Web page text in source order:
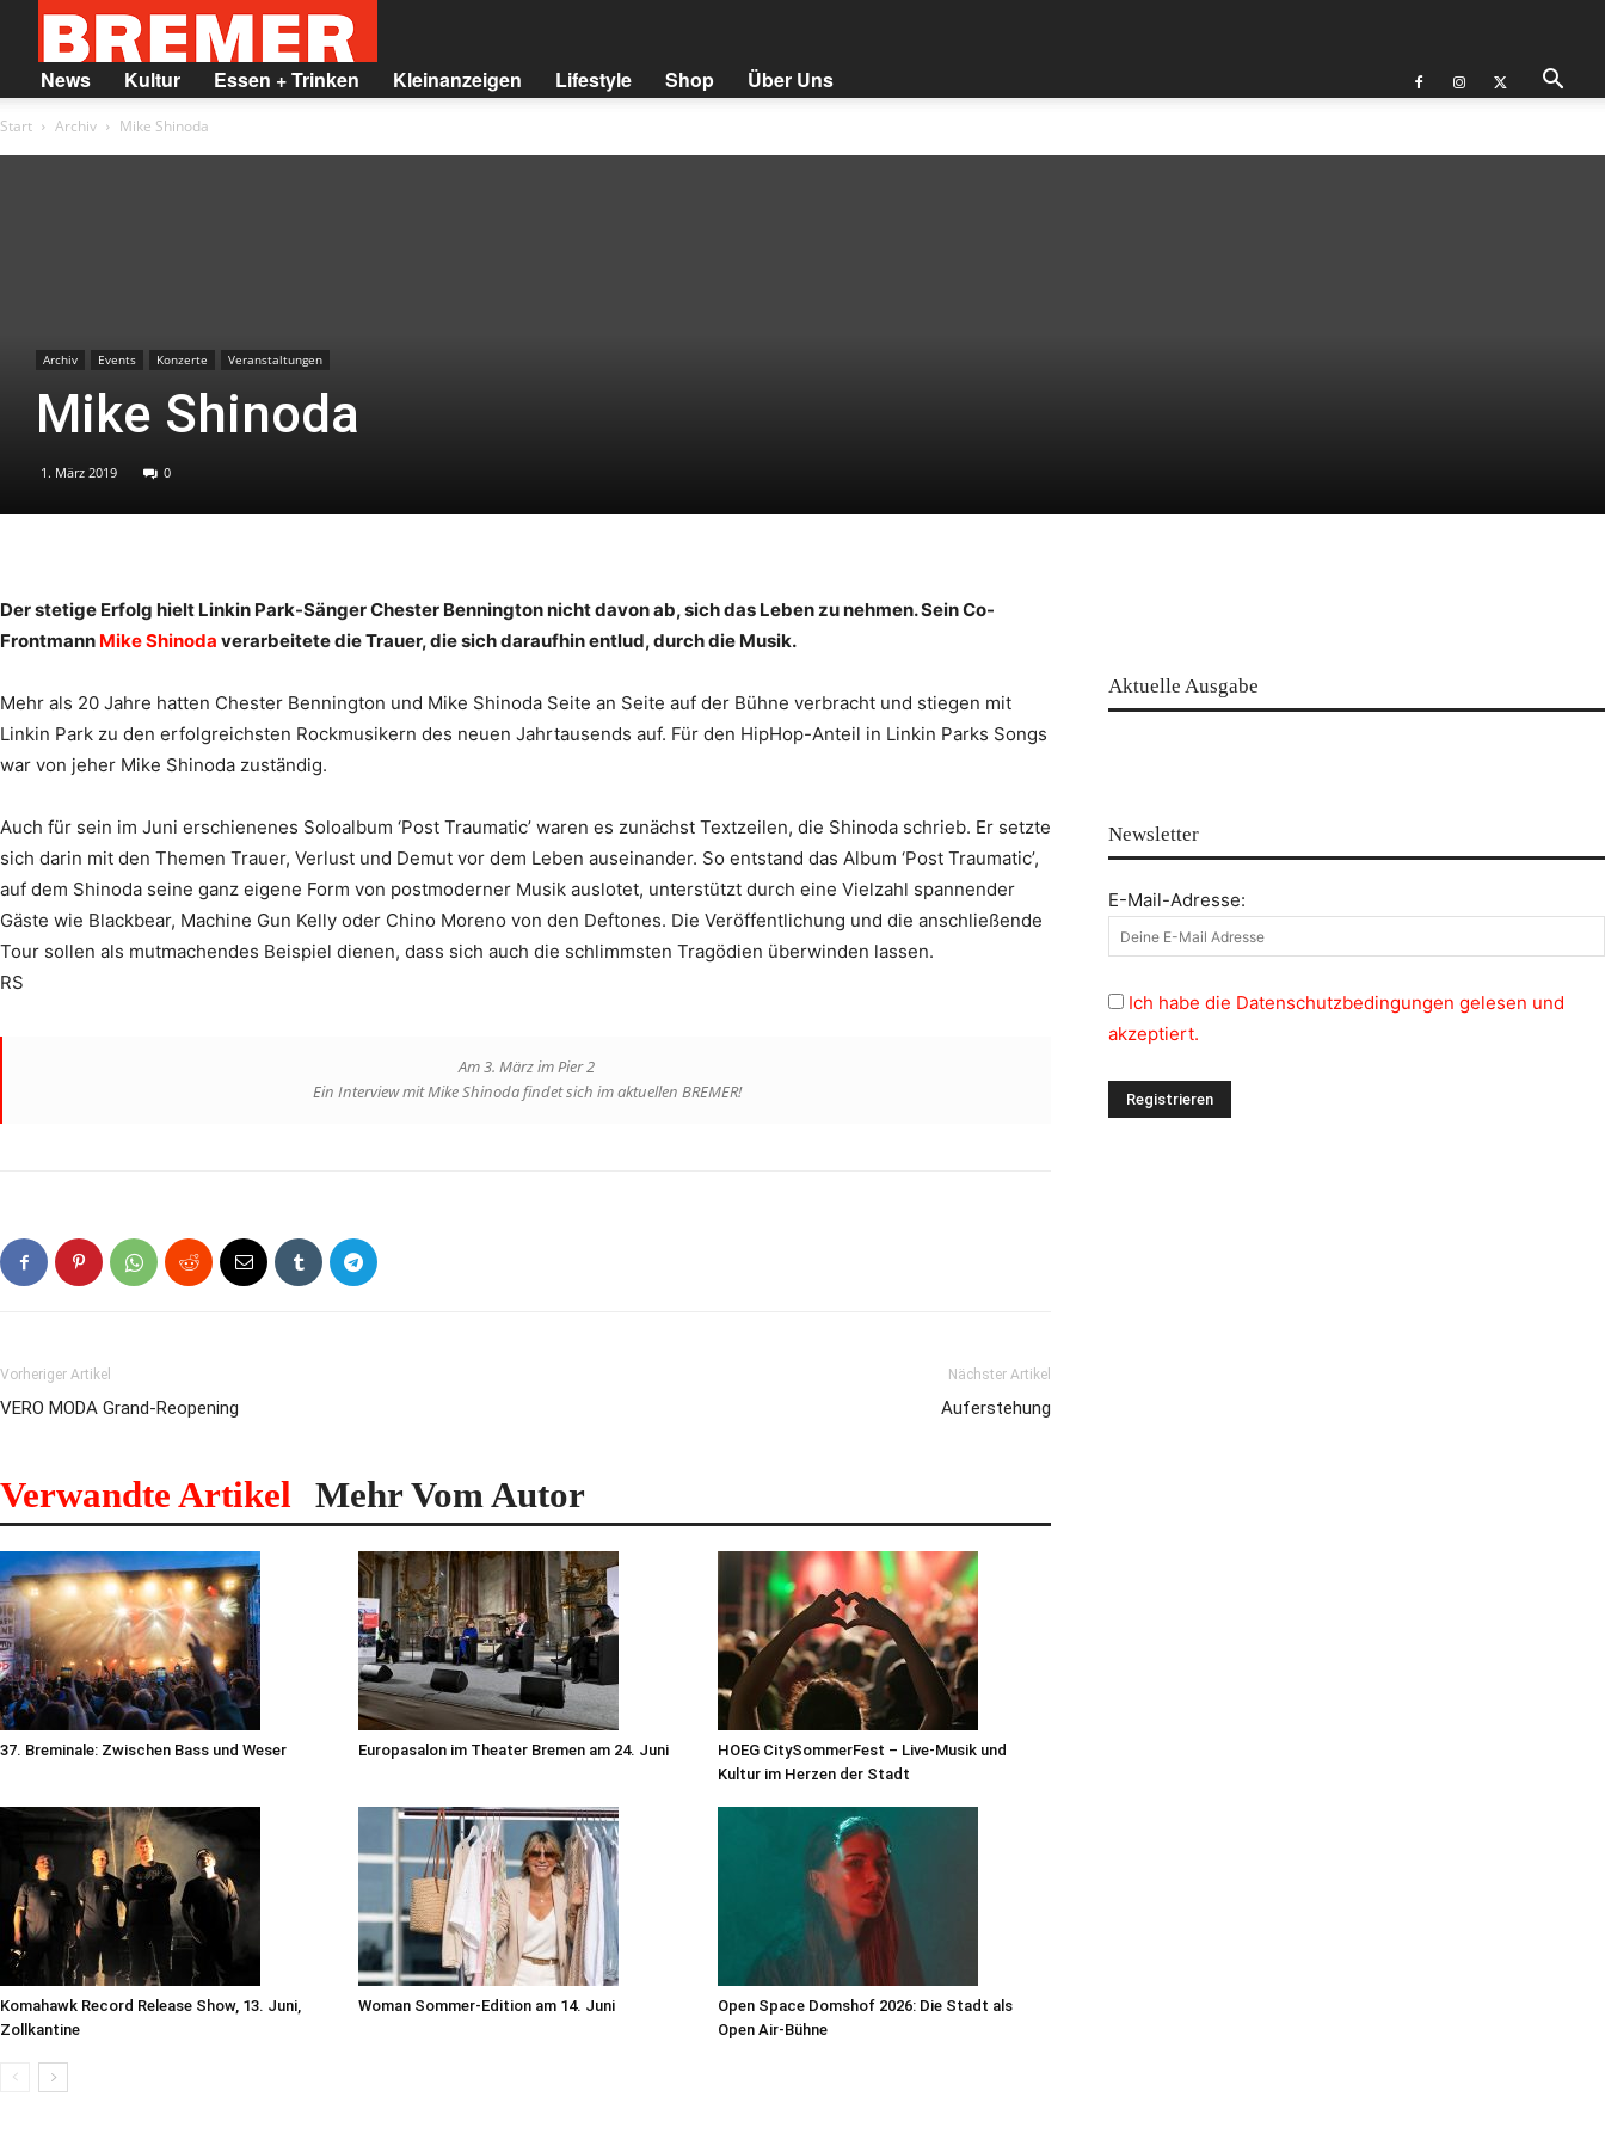
BREMER
News Kultur Essen + Trinken Kleinanzeigen Lifestyle Shop Über Uns
Start Archiv Mike Shinoda
Archiv Events Konzerte Veranstaltungen
Mike Shinoda
1. März 2019 0
Der stetige Erfolg hielt Linkin Park-Sänger Chester Bennington nicht davon ab, sich das Leben zu nehmen. Sein Co-
Frontmann Mike Shinoda verarbeitete die Trauer, die sich daraufhin entlud, durch die Musik.
Mehr als 20 Jahre hatten Chester Bennington und Mike Shinoda Seite an Seite auf der Bühne verbracht und stiegen mit
Linkin Park zu den erfolgreichsten Rockmusikern des neuen Jahrtausends auf. Für den HipHop-Anteil in Linkin Parks Songs
war von jeher Mike Shinoda zuständig.
Auch für sein im Juni erschienenes Soloalbum ‘Post Traumatic’ waren es zunächst Textzeilen, die Shinoda schrieb. Er setzte
sich darin mit den Themen Trauer, Verlust und Demut vor dem Leben auseinander. So entstand das Album ‘Post Traumatic’,
auf dem Shinoda seine ganz eigene Form von postmoderner Musik auslotet, unterstützt durch eine Vielzahl spannender
Gäste wie Blackbear, Machine Gun Kelly oder Chino Moreno von den Deftones. Die Veröffentlichung und die an­schließende
Tour sollen als mutmachendes Beispiel dienen, dass sich auch die schlimmsten Tragödien überwinden lassen.
RS
Am 3. März im Pier 2
Ein Interview mit Mike Shinoda findet sich im aktuellen BREMER!
Vorheriger Artikel
VERO MODA Grand-Reopening
Nächster Artikel
Auferstehung
Verwandte Artikel Mehr Vom Autor
37. Breminale: Zwischen Bass und Weser Europasalon im Theater Bremen am 24. Juni
HOEG CitySommerFest – Live-Musik und
Kultur im Herzen der Stadt
Komahawk Record Release Show, 13. Juni,
Zollkantine
Woman Sommer-Edition am 14. Juni
Open Space Domshof 2026: Die Stadt als
Open Air-Bühne
Aktuelle Ausgabe
Newsletter
E-Mail-Adresse:
Ich habe die Datenschutzbedingungen gelesen und
akzeptiert.